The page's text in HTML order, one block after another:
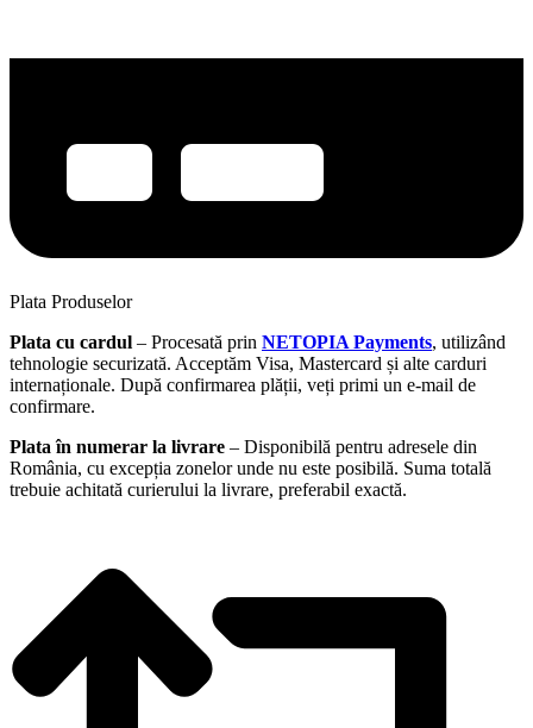
Plata Produselor
Plata cu cardul – Procesată prin NETOPIA Payments, utilizând
tehnologie securizată. Acceptăm Visa, Mastercard și alte carduri
internaționale. După confirmarea plății, veți primi un e-mail de
confirmare.
Plata în numerar la livrare – Disponibilă pentru adresele din
România, cu excepția zonelor unde nu este posibilă. Suma totală
trebuie achitată curierului la livrare, preferabil exactă.